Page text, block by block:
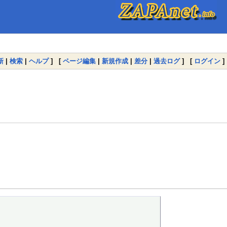
| 検索 | ヘルプ] [ ページ編集 | 新規作成 | 差分 | 過去ログ] [ ログイン ]